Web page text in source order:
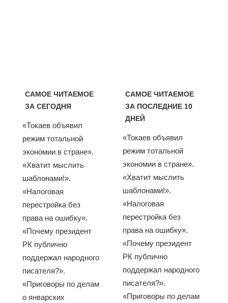
САМОЕ ЧИТАЕМОЕ
ЗА СЕГОДНЯ
«Токаев объявил
режим тотальной
экономии в стране».
«Хватит мыслить
шаблонами!».
«Налоговая
перестройка без
права на ошибку».
«Почему президент
РК публично
поддержал народного
писателя?».
«Приговоры по делам
о январских
САМОЕ ЧИТАЕМОЕ
ЗА ПОСЛЕДНИЕ 10
ДНЕЙ
«Токаев объявил
режим тотальной
экономии в стране».
«Хватит мыслить
шаблонами!».
«Налоговая
перестройка без
права на ошибку».
«Почему президент
РК публично
поддержал народного
писателя?».
«Приговоры по делам